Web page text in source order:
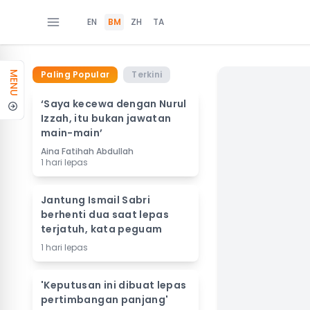
EN BM ZH TA
MENU Paling Popular Terkini
‘Saya kecewa dengan Nurul
Izzah, itu bukan jawatan
main-main’
Aina Fatihah Abdullah
1 hari lepas
Jantung Ismail Sabri
berhenti dua saat lepas
terjatuh, kata peguam
1 hari lepas
'Keputusan ini dibuat lepas
pertimbangan panjang'